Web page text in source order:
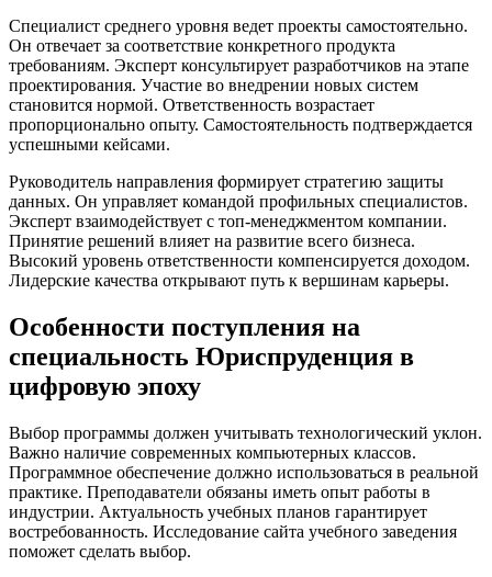
Специалист среднего уровня ведет проекты самостоятельно.
Он отвечает за соответствие конкретного продукта
требованиям. Эксперт консультирует разработчиков на этапе
проектирования. Участие во внедрении новых систем
становится нормой. Ответственность возрастает
пропорционально опыту. Самостоятельность подтверждается
успешными кейсами.
Руководитель направления формирует стратегию защиты
данных. Он управляет командой профильных специалистов.
Эксперт взаимодействует с топ-менеджментом компании.
Принятие решений влияет на развитие всего бизнеса.
Высокий уровень ответственности компенсируется доходом.
Лидерские качества открывают путь к вершинам карьеры.
Особенности поступления на
специальность Юриспруденция в
цифровую эпоху
Выбор программы должен учитывать технологический уклон.
Важно наличие современных компьютерных классов.
Программное обеспечение должно использоваться в реальной
практике. Преподаватели обязаны иметь опыт работы в
индустрии. Актуальность учебных планов гарантирует
востребованность. Исследование сайта учебного заведения
поможет сделать выбор.